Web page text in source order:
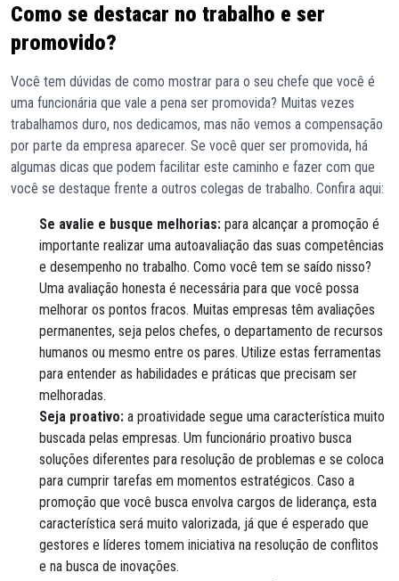
Como se destacar no trabalho e ser
promovido?
Você tem dúvidas de como mostrar para o seu chefe que você é
uma funcionária que vale a pena ser promovida? Muitas vezes
trabalhamos duro, nos dedicamos, mas não vemos a compensação
por parte da empresa aparecer. Se você quer ser promovida, há
algumas dicas que podem facilitar este caminho e fazer com que
você se destaque frente a outros colegas de trabalho. Confira aqui:
Se avalie e busque melhorias: para alcançar a promoção é
importante realizar uma autoavaliação das suas competências
e desempenho no trabalho. Como você tem se saído nisso?
Uma avaliação honesta é necessária para que você possa
melhorar os pontos fracos. Muitas empresas têm avaliações
permanentes, seja pelos chefes, o departamento de recursos
humanos ou mesmo entre os pares. Utilize estas ferramentas
para entender as habilidades e práticas que precisam ser
melhoradas.
Seja proativo: a proatividade segue uma característica muito
buscada pelas empresas. Um funcionário proativo busca
soluções diferentes para resolução de problemas e se coloca
para cumprir tarefas em momentos estratégicos. Caso a
promoção que você busca envolva cargos de liderança, esta
característica será muito valorizada, já que é esperado que
gestores e líderes tomem iniciativa na resolução de conflitos
e na busca de inovações.